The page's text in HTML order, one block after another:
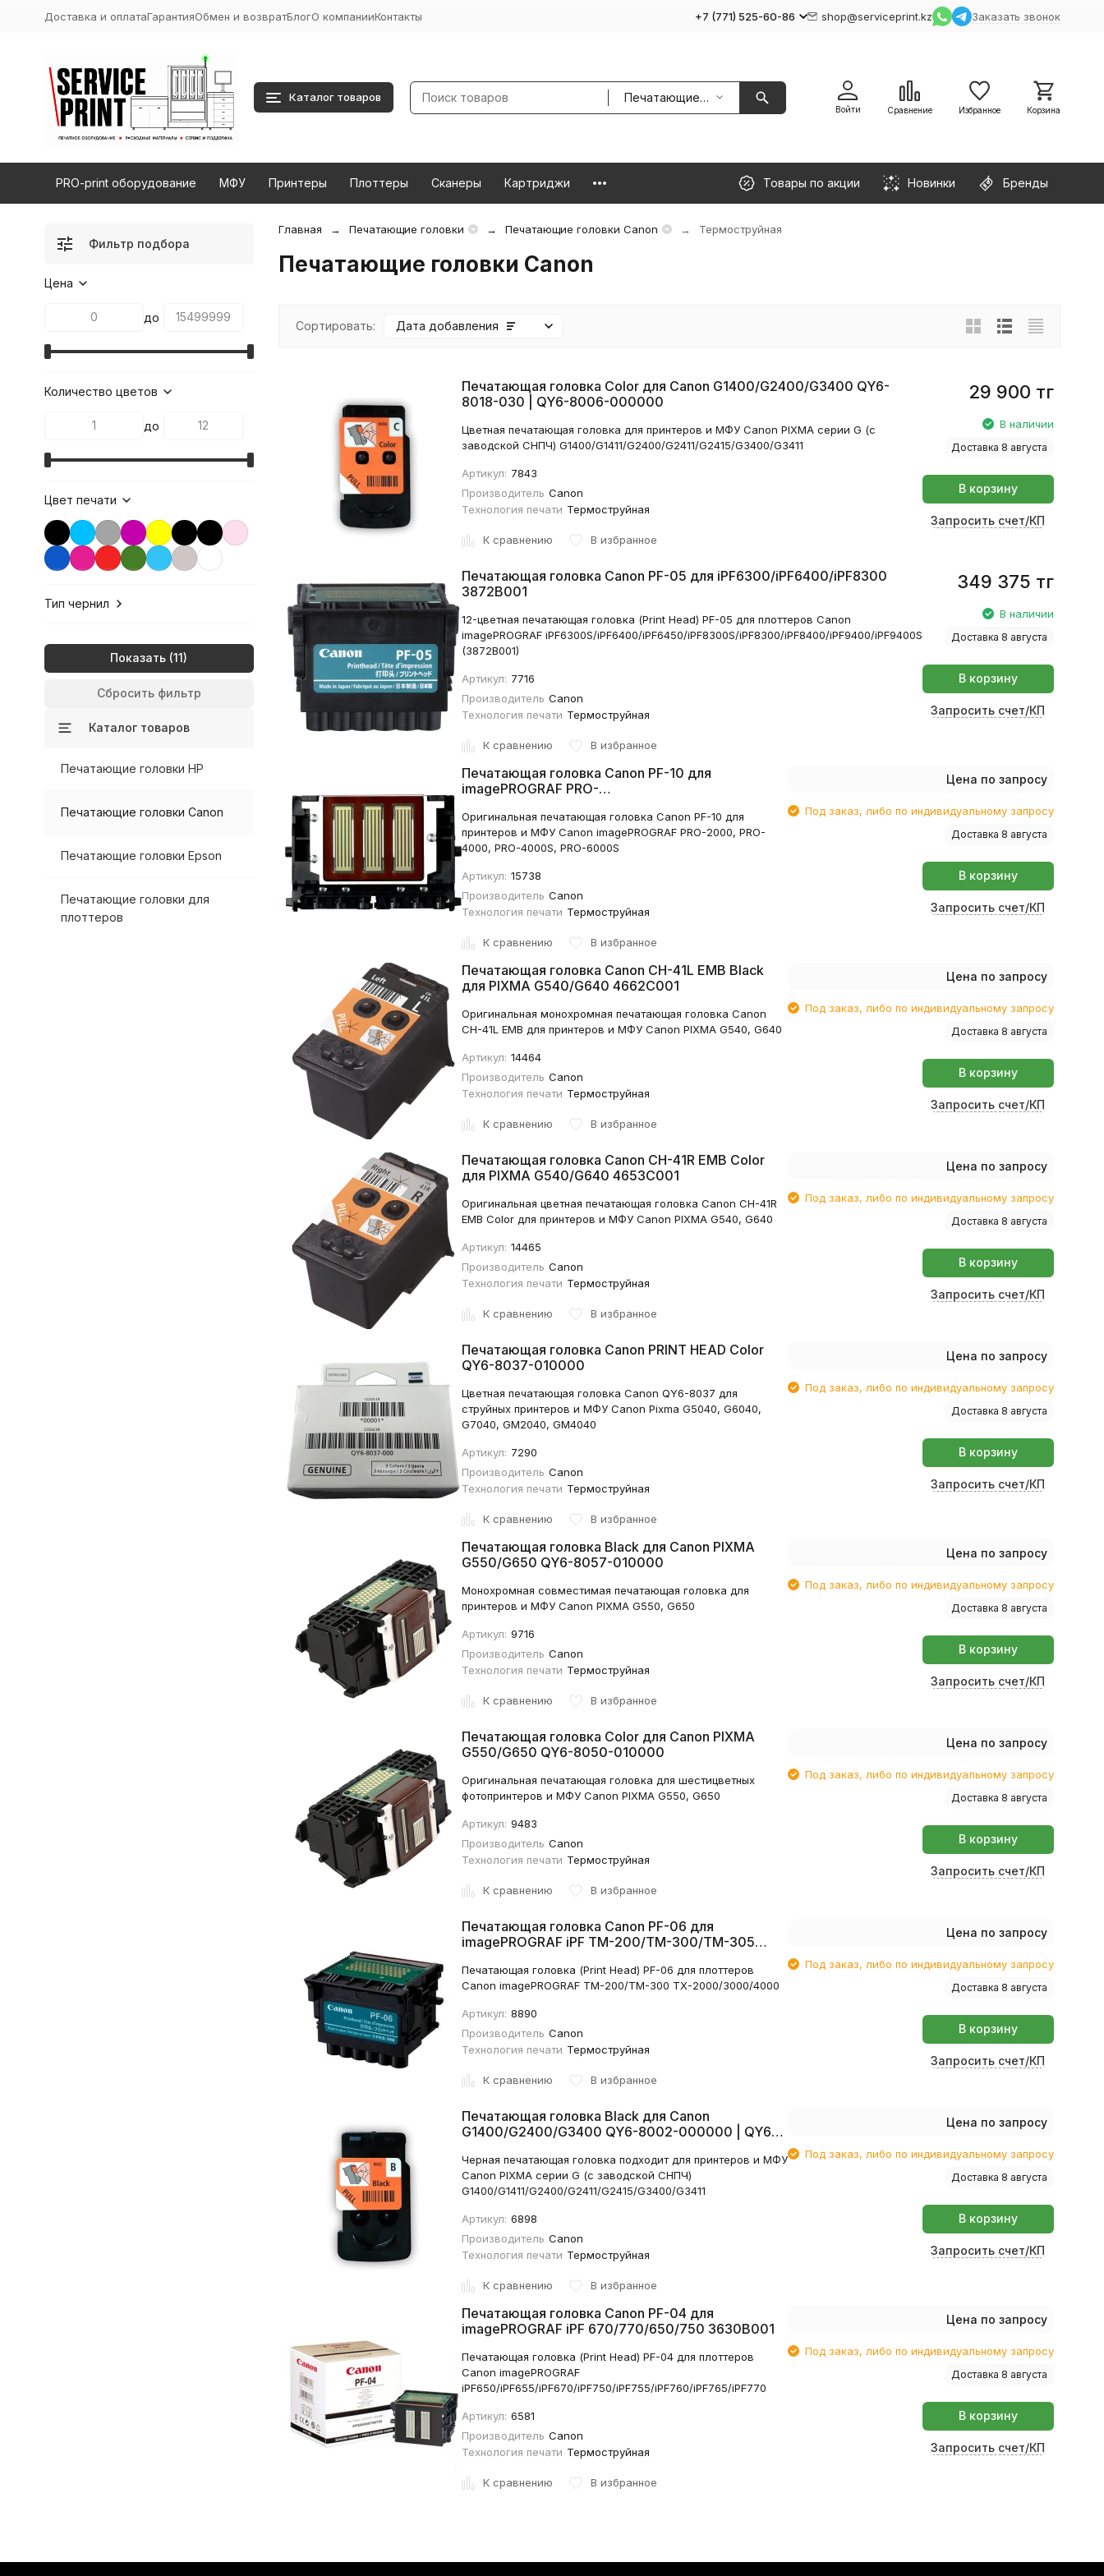
Доставка и оплатаГарантияОбмен и возвратБлогО компанииКонтакты +7 (771) 525-60-86 shop@serviceprint.kz Заказать звонок
Каталог товаров Печатающие головки
Войти Сравнение Избранное Корзина
PRO-print оборудование МФУ Принтеры Плоттеры Сканеры Картриджи Товары по акции Новинки Бренды
Главная Печатающие головки Печатающие головки Canon Термоструйная
Печатающие головки Canon
Сортировать: Дата добавления
Печатающая головка Color для Canon G1400/G2400/G3400 QY6-
8018-030 | QY6-8006-000000
Цветная печатающая головка для принтеров и МФУ Canon PIXMA серии G (с
заводской СНПЧ) G1400/G1411/G2400/G2411/G2415/G3400/G3411
Артикул: 7843
Производитель Canon
Технология печати Термоструйная
К сравнению В избранное
29 900 тг
В наличии
Доставка 8 августа
В корзину
Запросить счет/КП
Печатающая головка Canon PF-05 для iPF6300/iPF6400/iPF8300
3872B001
12-цветная печатающая головка (Print Head) PF-05 для плоттеров Canon
imagePROGRAF iPF6300S/iPF6400/iPF6450/iPF8300S/iPF8300/iPF8400/iPF9400/iPF9400S
(3872B001)
Артикул: 7716
Производитель Canon
Технология печати Термоструйная
К сравнению В избранное
349 375 тг
В наличии
Доставка 8 августа
В корзину
Запросить счет/КП
Печатающая головка Canon PF-10 для
imagePROGRAF PRO-
Оригинальная печатающая головка Canon PF-10 для
принтеров и МФУ Canon imagePROGRAF PRO-2000, PRO-
4000, PRO-4000S, PRO-6000S
Артикул: 15738
Производитель Canon
Технология печати Термоструйная
К сравнению В избранное
Цена по запросу
Под заказ, либо по индивидуальному запросу
Доставка 8 августа
В корзину
Запросить счет/КП
Печатающая головка Canon CH-41L EMB Black
для PIXMA G540/G640 4662C001
Оригинальная монохромная печатающая головка Canon
CH-41L EMB для принтеров и МФУ Canon PIXMA G540, G640
Артикул: 14464
Производитель Canon
Технология печати Термоструйная
К сравнению В избранное
Цена по запросу
Под заказ, либо по индивидуальному запросу
Доставка 8 августа
В корзину
Запросить счет/КП
Печатающая головка Canon CH-41R EMB Color
для PIXMA G540/G640 4653C001
Оригинальная цветная печатающая головка Canon CH-41R
EMB Color для принтеров и МФУ Canon PIXMA G540, G640
Артикул: 14465
Производитель Canon
Технология печати Термоструйная
К сравнению В избранное
Цена по запросу
Под заказ, либо по индивидуальному запросу
Доставка 8 августа
В корзину
Запросить счет/КП
Печатающая головка Canon PRINT HEAD Color
QY6-8037-010000
Цветная печатающая головка Canon QY6-8037 для
струйных принтеров и МФУ Canon Pixma G5040, G6040,
G7040, GM2040, GM4040
Артикул: 7290
Производитель Canon
Технология печати Термоструйная
К сравнению В избранное
Цена по запросу
Под заказ, либо по индивидуальному запросу
Доставка 8 августа
В корзину
Запросить счет/КП
Печатающая головка Black для Canon PIXMA
G550/G650 QY6-8057-010000
Монохромная совместимая печатающая головка для
принтеров и МФУ Canon PIXMA G550, G650
Артикул: 9716
Производитель Canon
Технология печати Термоструйная
К сравнению В избранное
Цена по запросу
Под заказ, либо по индивидуальному запросу
Доставка 8 августа
В корзину
Запросить счет/КП
Печатающая головка Color для Canon PIXMA
G550/G650 QY6-8050-010000
Оригинальная печатающая головка для шестицветных
фотопринтеров и МФУ Canon PIXMA G550, G650
Артикул: 9483
Производитель Canon
Технология печати Термоструйная
К сравнению В избранное
Цена по запросу
Под заказ, либо по индивидуальному запросу
Доставка 8 августа
В корзину
Запросить счет/КП
Печатающая головка Canon PF-06 для
imagePROGRAF iPF TM-200/TM-300/TM-305
Печатающая головка (Print Head) PF-06 для плоттеров
Canon imagePROGRAF TM-200/TM-300 TX-2000/3000/4000
Артикул: 8890
Производитель Canon
Технология печати Термоструйная
К сравнению В избранное
Цена по запросу
Под заказ, либо по индивидуальному запросу
Доставка 8 августа
В корзину
Запросить счет/КП
Печатающая головка Black для Canon
G1400/G2400/G3400 QY6-8002-000000 | QY6-
Черная печатающая головка подходит для принтеров и МФУ
Canon PIXMA серии G (с заводской СНПЧ)
G1400/G1411/G2400/G2411/G2415/G3400/G3411
Артикул: 6898
Производитель Canon
Технология печати Термоструйная
К сравнению В избранное
Цена по запросу
Под заказ, либо по индивидуальному запросу
Доставка 8 августа
В корзину
Запросить счет/КП
Печатающая головка Canon PF-04 для
imagePROGRAF iPF 670/770/650/750 3630B001
Печатающая головка (Print Head) PF-04 для плоттеров
Canon imagePROGRAF
iPF650/iPF655/iPF670/iPF750/iPF755/iPF760/iPF765/iPF770
Артикул: 6581
Производитель Canon
Технология печати Термоструйная
К сравнению В избранное
Цена по запросу
Под заказ, либо по индивидуальному запросу
Доставка 8 августа
В корзину
Запросить счет/КП
Фильтр подбора
Цена
до
Количество цветов
до
Цвет печати
Тип чернил
Показать
Сбросить фильтр
Каталог товаров
Печатающие головки HP
Печатающие головки Canon
Печатающие головки Epson
Печатающие головки для
плоттеров